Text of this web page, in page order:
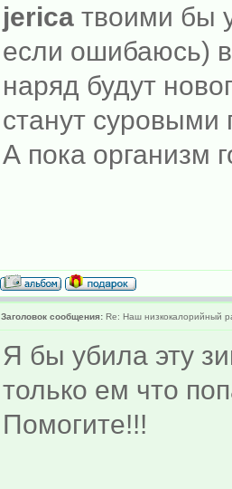
jerica твоими бы
если ошибаюсь)
наряд будут
станут
А пока организм
Заголовок сообщения: Re: Наш низкокалорийный
Я бы убила эту
только ем что
Помогите!!!